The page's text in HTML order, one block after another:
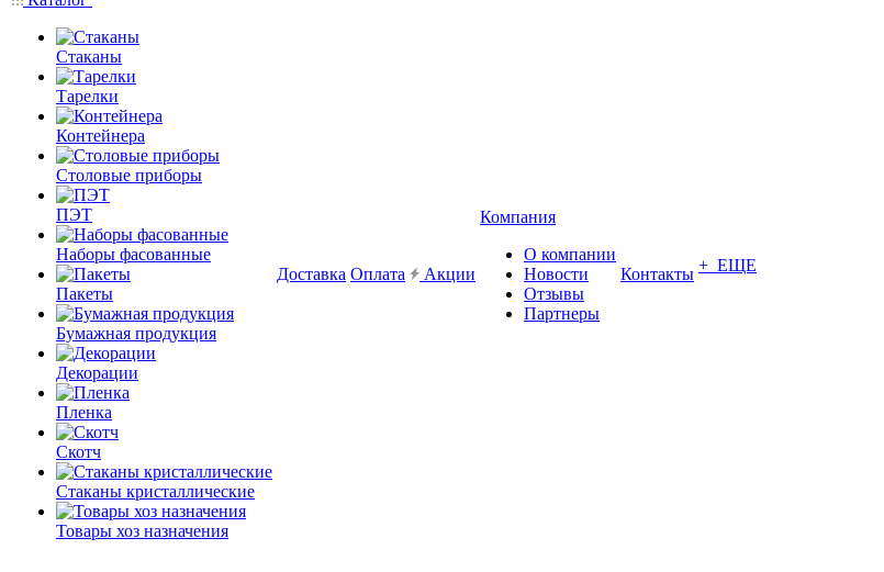
Стаканы
Тарелки
Контейнера
Столовые приборы
ПЭТ
Наборы фасованные
Пакеты
Бумажная продукция
Декорации
Пленка
Скотч
Стаканы кристаллические
Товары хоз назначения
Доставка Оплата Акции
Компания
О компании
Новости
Отзывы
Партнеры
Контакты + ЕЩЕ